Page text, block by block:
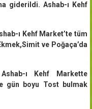
giderildi. Ashab-ı Kehf
ı Kehf Market’te tüm
ve Poğaça’da
ı Kehf Markette
gün boyu Tost bulmak